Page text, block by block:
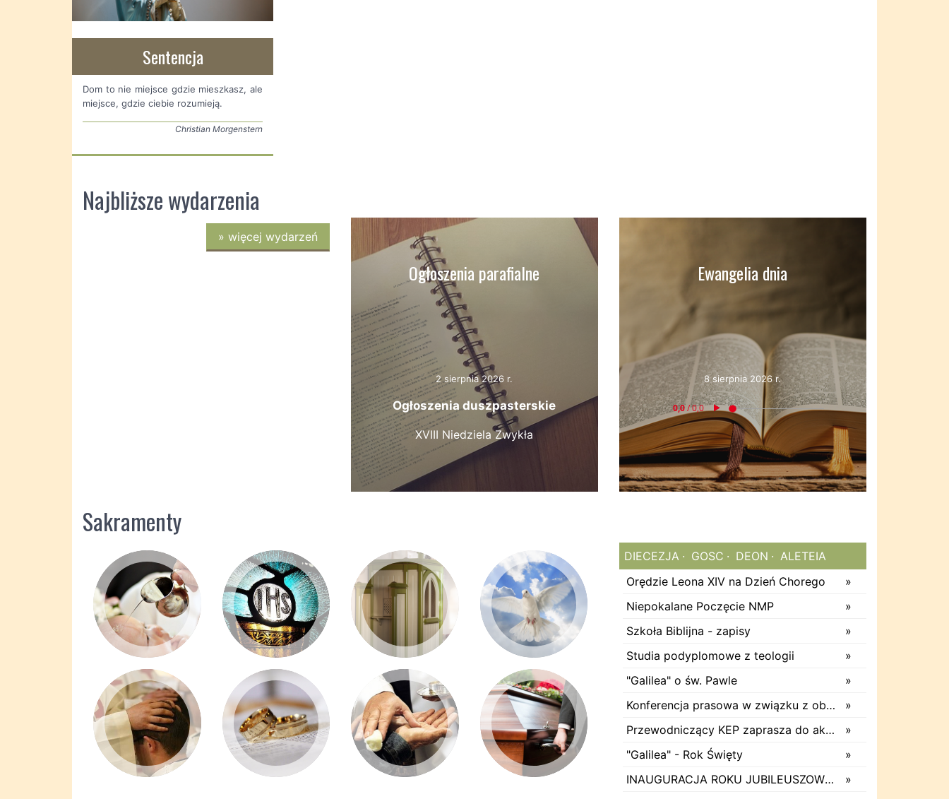
Sentencja
Dom to nie miejsce gdzie mieszkasz, ale
miejsce, gdzie ciebie rozumieją.
Christian Morgenstern
Najbliższe wydarzenia
» więcej wydarzeń
Ogłoszenia parafialne
2 sierpnia 2026 r.
Ogłoszenia duszpasterskie
XVIII Niedziela Zwykła
Ewangelia dnia
8 sierpnia 2026 r.
Sakramenty
DIECEZJA GOSC DEON
ALETEIA
»
Orędzie Leona XIV na Dzień Chorego
»
Niepokalane Poczęcie NMP
»
Szkoła Biblijna - zapisy
»
Studia podyplomowe z teologii
»
"Galilea" o św. Pawle
»
Konferencja prasowa w związku z obchodami odpustu diecezjalnego
»
Przewodniczący KEP zaprasza do akcji "Rodzina rodzinie"
»
"Galilea" - Rok Święty
»
INAUGURACJA ROKU JUBILEUSZOWEGO